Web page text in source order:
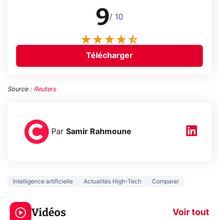
9/ 10
Télécharger
Source : Reuters
Par Samir Rahmoune
Intelligence artificielle Actualités High-Tech Comparer
Vidéos Voir tout
Ce que vous ne
savez sur la
navigation privée !
Pixel 11 Pro